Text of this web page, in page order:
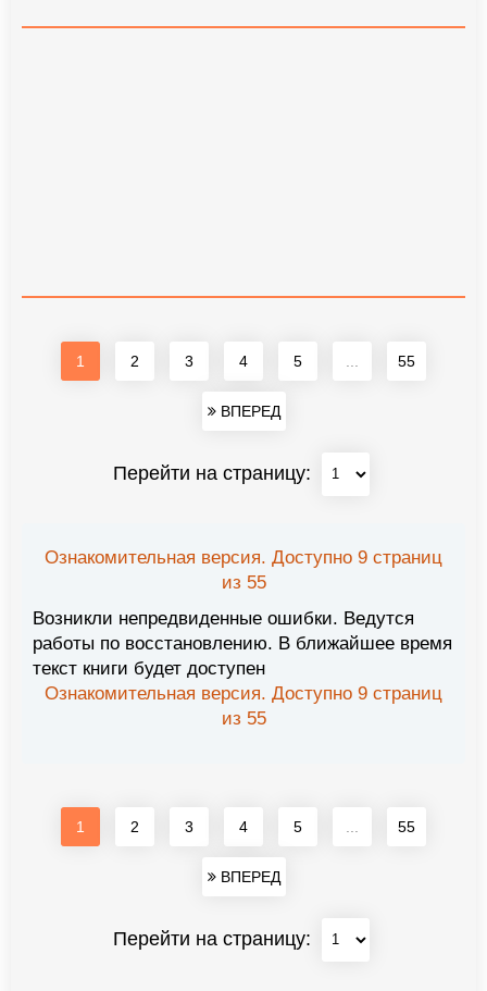
1 2 3 4 5 55
ВПЕРЕД
Перейти на страницу:
Ознакомительная версия. Доступно 9 страниц
из 55
Возникли непредвиденные ошибки. Ведутся
работы по восстановлению. В ближайшее время
текст книги будет доступен
Ознакомительная версия. Доступно 9 страниц
из 55
1 2 3 4 5 55
ВПЕРЕД
Перейти на страницу: